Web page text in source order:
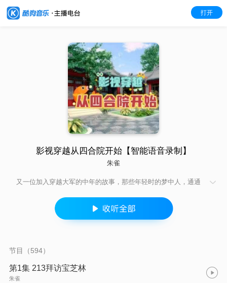
打开
影视穿越从四合院开始【智能语音录制】
朱雀
又一位加入穿越大军的中年的故事，那些年轻时的梦中人，通通
节目（594）
第1集 213拜访宝芝林
朱雀